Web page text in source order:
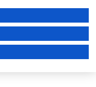
，有助于进一步提高
System)的缩写